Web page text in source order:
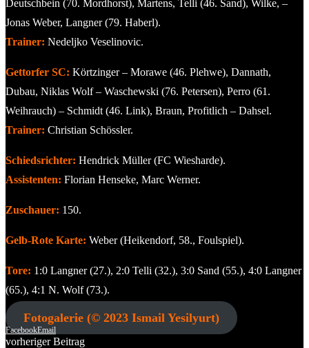
Deutschbein (70. Mordhorst), Martens, Telli (46. Sand), Wilke, –
Jonas Weber, Langner (79. Haberl).
Trainer: Nedeljko Veselinovic.
Gettorfer SC: Körtzinger – Morawe (46. Plehwe), Dannath,
Dubau, Niklas Wolf – Waschewski (76. Petersen), Perro (61.
Weihrauch) – Schmidt (46. Link), Braun, Profitlich – Dahsel.
Trainer: Christian Schössler.
Schiedsrichter: Hendrick Müller (FC Wiesharde).
Assistenten: Florian Henseke, Marc Werner.
Zuschauer: 150.
Gelb-Rote Karte: Weber (Heikendorf, 58., Foulspiel).
Tore: 1:0 Langner (27.), 2:0 Telli (32.), 3:0 Sand (55.), 4:0 Langner
(65.), 4:1 N. Wolf (73.).
Fotogalerie (© 2023 Ismail Yesilyurt)
FacebookEmail
vorheriger Beitrag